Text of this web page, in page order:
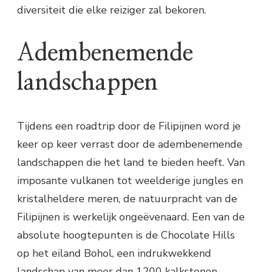
diversiteit die elke reiziger zal bekoren.
Adembenemende
landschappen
Tijdens een roadtrip door de Filipijnen word je
keer op keer verrast door de adembenemende
landschappen die het land te bieden heeft. Van
imposante vulkanen tot weelderige jungles en
kristalheldere meren, de natuurpracht van de
Filipijnen is werkelijk ongeëvenaard. Een van de
absolute hoogtepunten is de Chocolate Hills
op het eiland Bohol, een indrukwekkend